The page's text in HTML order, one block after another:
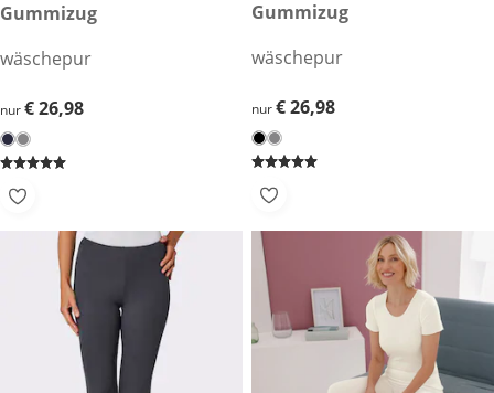
Gummizug
wäschepur
€ 26,98
nur€ 26,98
Gummizug
wäschepur
€ 26,98
nur€ 26,98